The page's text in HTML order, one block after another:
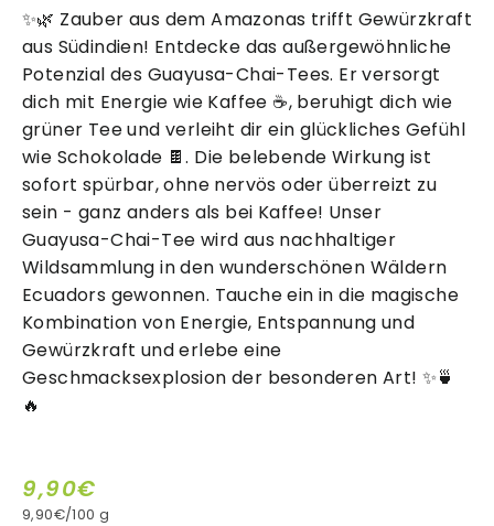
✨🌿 Zauber aus dem Amazonas trifft Gewürzkraft
aus Südindien! Entdecke das außergewöhnliche
Potenzial des Guayusa-Chai-Tees. Er versorgt
dich mit Energie wie Kaffee ☕️, beruhigt dich wie
grüner Tee und verleiht dir ein glückliches Gefühl
wie Schokolade 🍫. Die belebende Wirkung ist
sofort spürbar, ohne nervös oder überreizt zu
sein - ganz anders als bei Kaffee! Unser
Guayusa-Chai-Tee wird aus nachhaltiger
Wildsammlung in den wunderschönen Wäldern
Ecuadors gewonnen. Tauche ein in die magische
Kombination von Energie, Entspannung und
Gewürzkraft und erlebe eine
Geschmacksexplosion der besonderen Art! ✨🍵
🔥
9,90€
9,90€/100 g